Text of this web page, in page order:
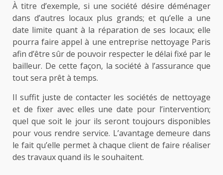
À titre d’exemple, si une société désire déménager
dans d’autres locaux plus grands; et qu’elle a une
date limite quant à la réparation de ses locaux; elle
pourra faire appel à une entreprise nettoyage Paris
afin d’être sûr de pouvoir respecter le délai fixé par le
bailleur. De cette façon, la société à l’assurance que
tout sera prêt à temps.
Il suffit juste de contacter les sociétés de nettoyage
et de fixer avec elles une date pour l’intervention;
quel que soit le jour ils seront toujours disponibles
pour vous rendre service. L’avantage demeure dans
le fait qu’elle permet à chaque client de faire réaliser
des travaux quand ils le souhaitent.